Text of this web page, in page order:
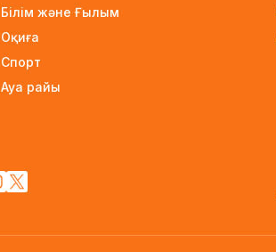
Білім және Ғылым
Оқиға
Спорт
Ауа райы